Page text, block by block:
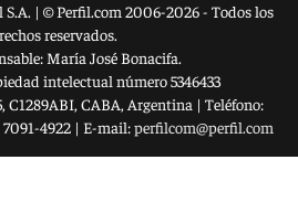
| © Perfil.com 2006-2026 - Todos los
reservados.
María José Bonacifa.
intelectual número 5346433
, C1289ABI, CABA, Argentina | Teléfono:
7091-4922| E-mail:perfilcom@perfil.com